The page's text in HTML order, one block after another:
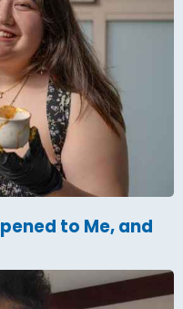
to Me, and